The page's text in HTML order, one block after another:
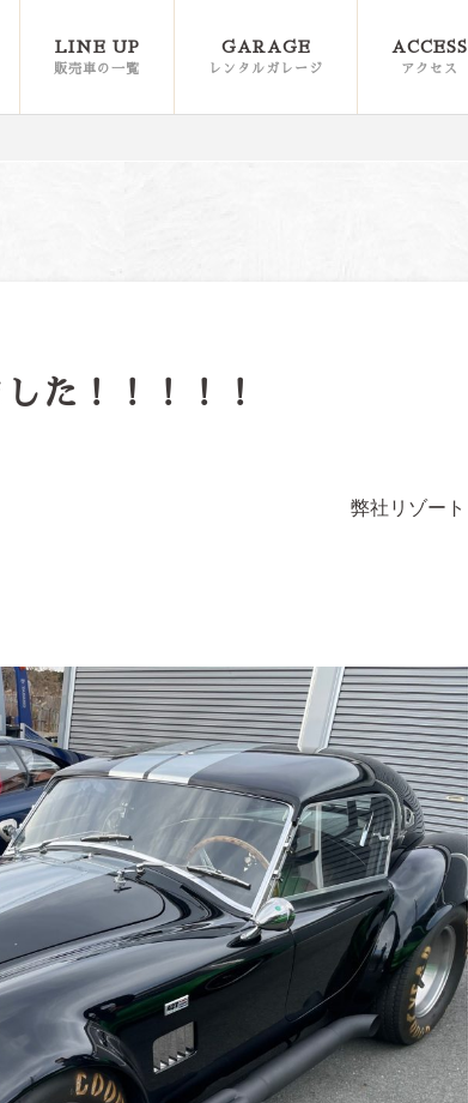
LINE UP
販売車の一覧
GARAGE
レンタルガレージ
ACCESS
アクセス
た！！！！！
ート